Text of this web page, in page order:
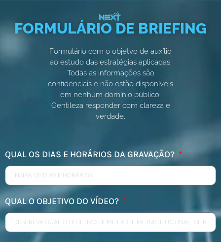
FORMULÁRIO DE BRIEFING
Formulário com o objetvo de auxílio
ao estudo das estratégias aplicadas.
Todas as informações são
confidenciais e não estão disponíveis
em nenhum domínio público.
Gentileza responder com clareza e
verdade.
QUAL OS DIAS E HORÁRIOS DA GRAVAÇÃO?
QUAL O OBJETIVO DO VÍDEO?